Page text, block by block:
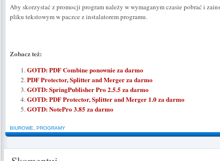
Aby skorzystać z promocji program należy w wymaganym czasie pobrać i
pliku tekstowym w paczce z instalatorem programu.
Zobacz też:
GOTD: PDF Combine ponownie za darmo
PDF Protector, Splitter and Merger za darmo
GOTD: SpringPublisher Pro 2.5.5 za darmo
GOTD: PDF Protector, Splitter and Merger 1.0 za darmo
GOTD: NotePro 3.85 za darmo
BIUROWE PROGRAMY